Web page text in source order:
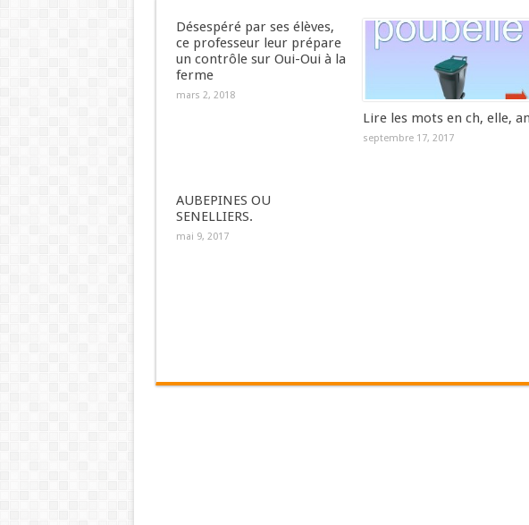
Désespéré par ses élèves,
ce professeur leur prépare
un contrôle sur Oui-Oui à la
ferme
mars 2, 2018
Lire les mots en ch, elle, an
septembre 17, 2017
AUBEPINES OU
SENELLIERS.
mai 9, 2017